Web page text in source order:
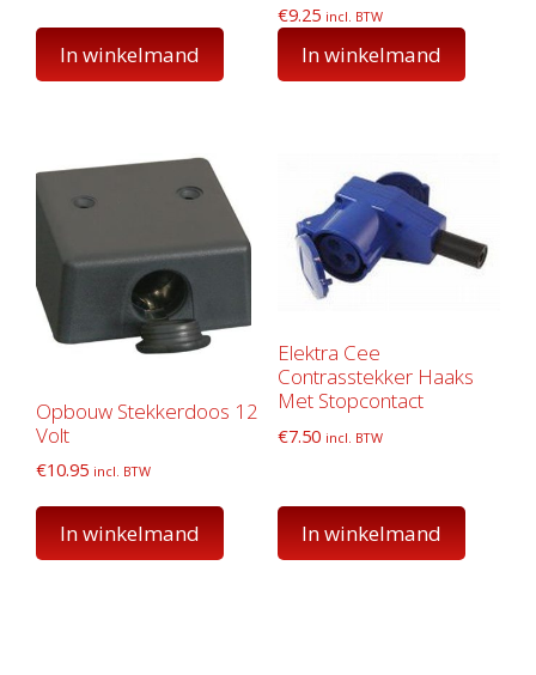
In winkelmand
€9.25 incl. BTW
In winkelmand
Opbouw Stekkerdoos 12
Volt
€10.95 incl. BTW
In winkelmand
Elektra Cee
Contrasstekker Haaks
Met Stopcontact
€7.50 incl. BTW
In winkelmand